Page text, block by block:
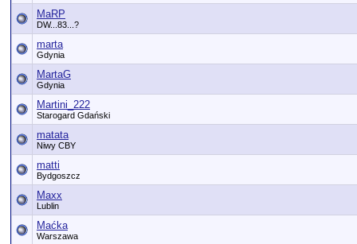
MaRP
DW...83...?
marta
Gdynia
MartaG
Gdynia
Martini_222
Starogard Gdański
matata
Niwy CBY
matti
Bydgoszcz
Maxx
Lublin
Maćka
Warszawa